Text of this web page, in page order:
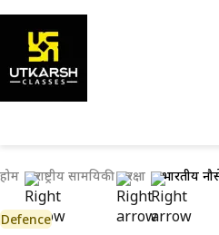
होम राष्ट्रीय सामयिकी रक्षा भारतीय
Defence